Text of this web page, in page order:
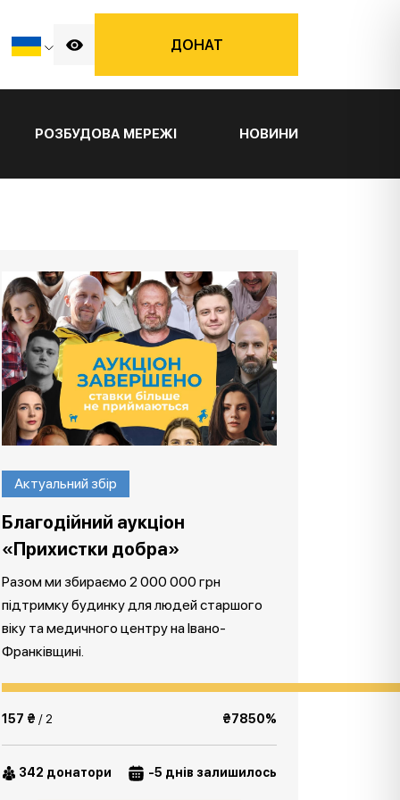
ДОНАТ
РОЗБУДОВА МЕРЕЖІ НОВИНИ
Актуальний збір
Благодійний аукціон
«Прихистки добра»
Разом ми збираємо 2 000 000 грн
підтримку будинку для людей старшого
віку та медичного центру на Івано-
Франківщині.
157 ₴ / 2 ₴7850%
342 донатори -5 днів залишилось